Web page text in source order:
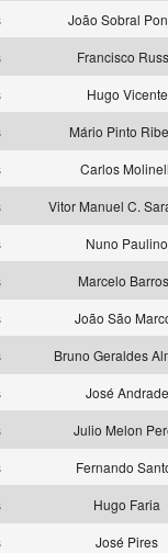
João Sobral
Francisco
Hugo Vicente
Mário Pinto
Carlos
Vitor Manuel C.
Nuno Paulino
Marcelo
João São
Bruno Geraldes
José Andrade
Julio Melon
Fernando
Hugo Faria
José Pires